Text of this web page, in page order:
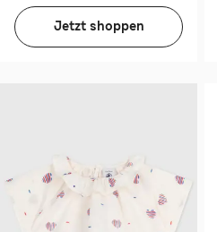
Jetzt shoppen